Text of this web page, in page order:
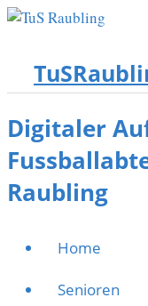
Digitaler
Raubling
Home
Senioren